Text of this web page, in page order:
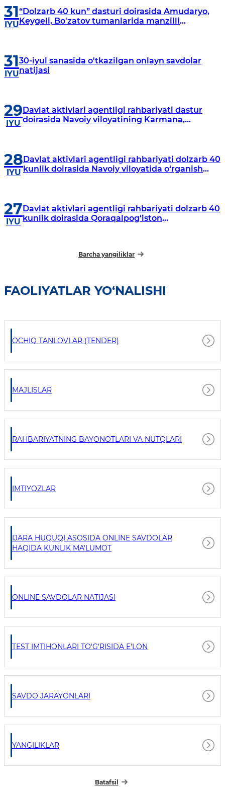
31
IYU
“Dolzarb 40 kun” dasturi doirasida Amudaryo,
Keygeli, Bo'zatov tumanlarida manzilli
31
IYU
30-iyul sanasida o'tkazilgan onlayn savdolar
natijasi
29
IYU
Davlat aktivlari agentligi rahbariyati dastur
doirasida Navoiy viloyatining Karmana,
28
IYU
Davlat aktivlari agentligi rahbariyati dolzarb 40
kunlik doirasida Navoiy viloyatida o‘rganish
27
IYU
Davlat aktivlari agentligi rahbariyati dolzarb 40
kunlik doirasida Qoraqalpog‘iston
Barcha yangiliklar
FAOLIYATLAR YO‘NALISHI
OCHIQ TANLOVLAR (TENDER)
MAJLISLAR
RAHBARIYATNING BAYONOTLARI VA NUTQLARI
IMTIYOZLAR
IJARA HUQUQI ASOSIDA ONLINE SAVDOLAR
HAQIDA KUNLIK MA'LUMOT
ONLINE SAVDOLAR NATIJASI
TEST IMTIHONLARI TO'G'RISIDA E'LON
SAVDO JARAYONLARI
YANGILIKLAR
Batafsil